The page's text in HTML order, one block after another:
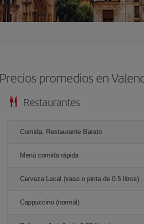
Precios promedios en
Restaurantes
Comida, Restaurante Barato
Menú comida rápida
Cerveza Local (vaso o pinta de 0.5 litros)
Cappuccino (normal)